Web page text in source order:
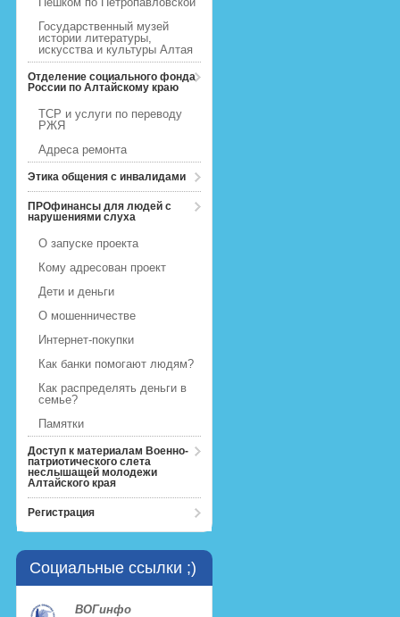
Государственный музей
истории литературы,
искусства и культуры Алтая
Отделение социального фонда
России по Алтайскому краю
ТСР и услуги по переводу
РЖЯ
Адреса ремонта
Этика общения с инвалидами
ПРОфинансы для людей с
нарушениями слуха
О запуске проекта
Кому адресован проект
Дети и деньги
О мошенничестве
Интернет-покупки
Как банки помогают людям?
Как распределять деньги в
семье?
Памятки
Доступ к материалам Военно-
патриотического слета
неслышащей молодежи
Алтайского края
Регистрация
Социальные ссылки ;)
ВОГинфо